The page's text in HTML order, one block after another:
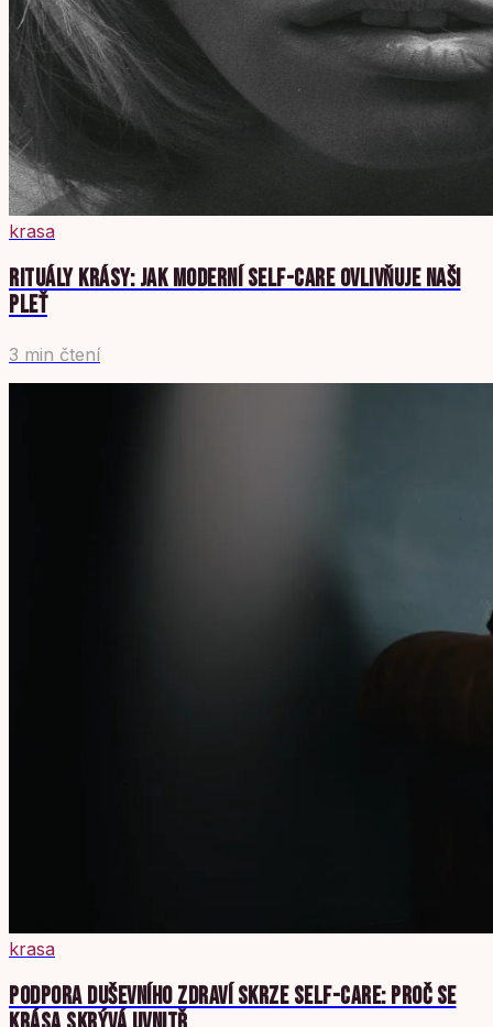
krasa
RITUÁLY KRÁSY: JAK MODERNÍ SELF-CARE OVLIVŇUJE NAŠI
PLEŤ
3 min čtení
krasa
PODPORA DUŠEVNÍHO ZDRAVÍ SKRZE SELF-CARE: PROČ SE